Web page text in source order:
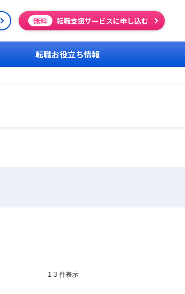
無料 転職支援サービスに申し込む
転職お役立ち情報
1-3 件表示